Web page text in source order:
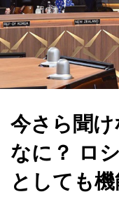
今さら聞
なに？ ロ
としても